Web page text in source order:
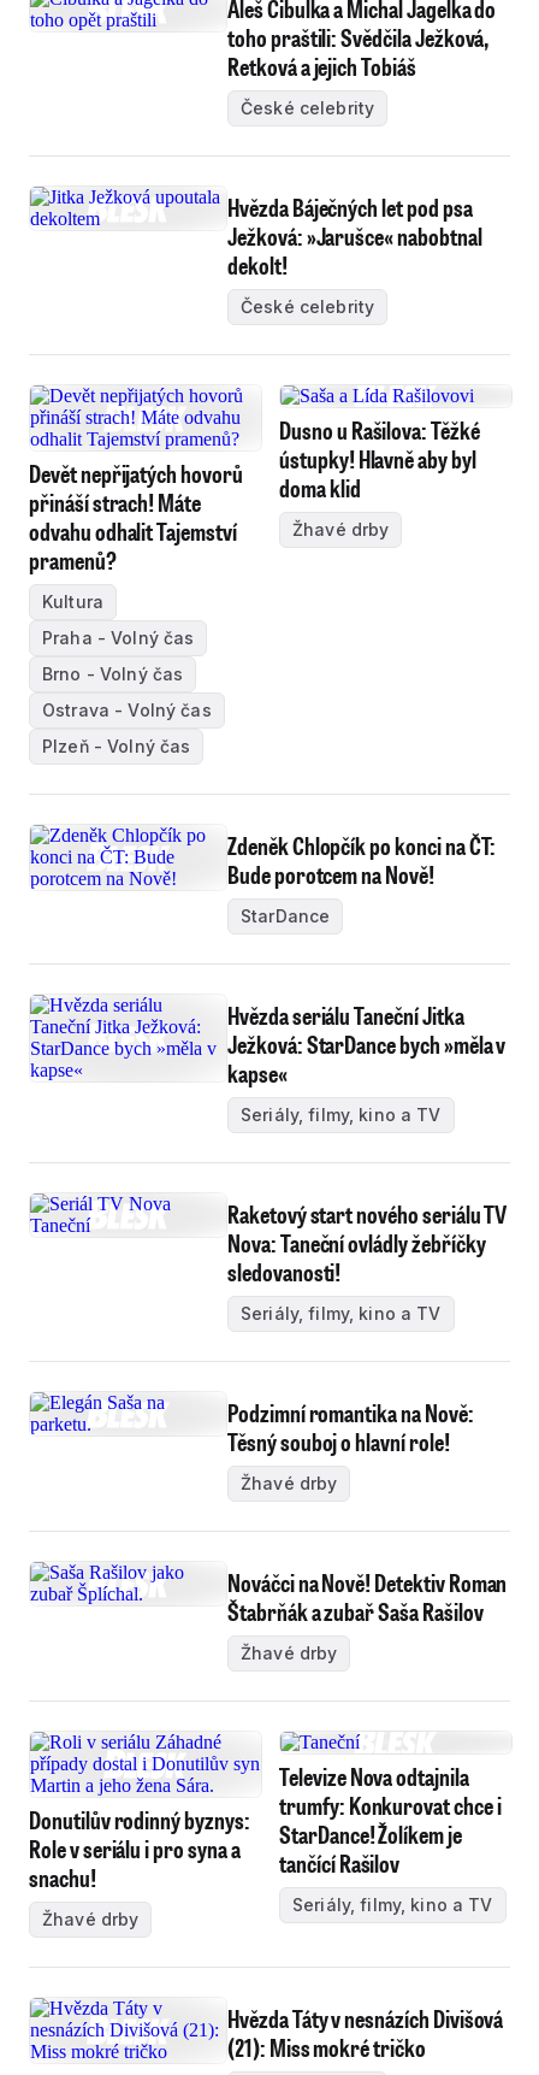
Aleš Cibulka a Michal Jagelka do
toho praštili: Svědčila Ježková,
Retková a jejich Tobiáš
České celebrity
Hvězda Báječných let pod psa
Ježková: »Jarušce« nabobtnal
dekolt!
České celebrity
Devět nepřijatých hovorů
přináší strach! Máte
odvahu odhalit Tajemství
pramenů?
Kultura
Praha - Volný čas
Brno - Volný čas
Ostrava - Volný čas
Plzeň - Volný čas
Dusno u Rašilova: Těžké
ústupky! Hlavně aby byl
doma klid
Žhavé drby
Zdeněk Chlopčík po konci na ČT:
Bude porotcem na Nově!
StarDance
Hvězda seriálu Taneční Jitka
Ježková: StarDance bych »měla v
kapse«
Seriály, filmy, kino a TV
Raketový start nového seriálu TV
Nova: Taneční ovládly žebříčky
sledovanosti!
Seriály, filmy, kino a TV
Podzimní romantika na Nově:
Těsný souboj o hlavní role!
Žhavé drby
Nováčci na Nově! Detektiv Roman
Štabrňák a zubař Saša Rašilov
Žhavé drby
Donutilův rodinný byznys:
Role v seriálu i pro syna a
snachu!
Žhavé drby
Televize Nova odtajnila
trumfy: Konkurovat chce i
StarDance! Žolíkem je
tančící Rašilov
Seriály, filmy, kino a TV
Hvězda Táty v nesnázích Divišová
(21): Miss mokré tričko